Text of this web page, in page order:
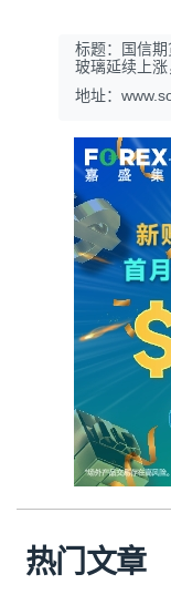
标题：国信
玻璃延续上
地址：
热门文章